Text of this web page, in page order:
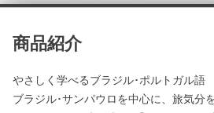
商品紹介
やさしく学べるブラジル･ポルトガル語
ブラジル･サンパウロを中心に、旅気分